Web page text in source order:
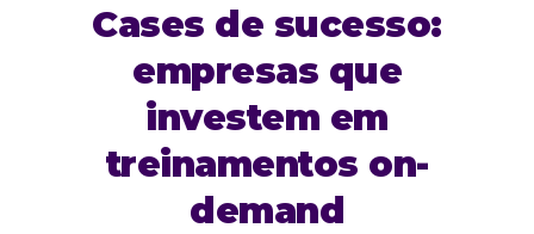
Cases de sucesso:
empresas que
investem em
treinamentos on-
demand